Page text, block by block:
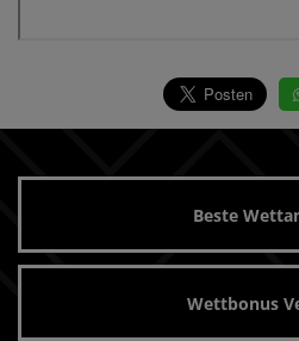
Beste
Wettbonus